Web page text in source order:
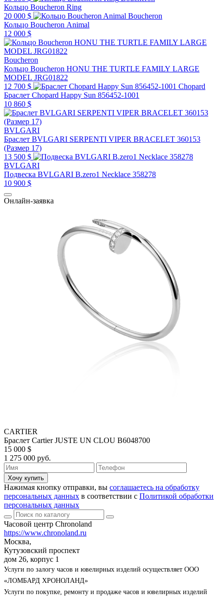
Кольцо Boucheron Ring
20 000 $
Boucheron
Кольцо Boucheron Animal
12 000 $
Boucheron
Кольцо Boucheron HONU THE TURTLE FAMILY LARGE
MODEL JRG01822
12 700 $
Chopard
Браслет Chopard Happy Sun 856452-1001
10 860 $
BVLGARI
Браслет BVLGARI SERPENTI VIPER BRACELET 360153
(Размер 17)
13 500 $
BVLGARI
Подвеска BVLGARI B.zero1 Necklace 358278
10 900 $
Онлайн-заявка
CARTIER
Браслет Cartier JUSTE UN CLOU B6048700
15 000 $
1 275 000 руб.
Хочу купить
Нажимая кнопку отправки, вы соглашаетесь на обработку
персональных данных в соответствии с Политикой обработки
персональных данных
Часовой центр Chronoland
https://www.chronoland.ru
Москва,
Кутузовский проспект
дом 26, корпус 1
Услуги по залогу часов и ювелирных изделий осуществляет ООО
«ЛОМБАРД ХРОНОЛАНД»
Услуги по покупке, ремонту и продаже часов и ювелирных изделий